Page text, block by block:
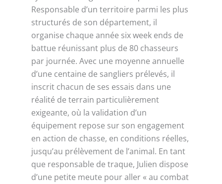
Responsable d’un territoire parmi les plus
structurés de son département, il
organise chaque année six week ends de
battue réunissant plus de 80 chasseurs
par journée. Avec une moyenne annuelle
d’une centaine de sangliers prélevés, il
inscrit chacun de ses essais dans une
réalité de terrain particulièrement
exigeante, où la validation d’un
équipement repose sur son engagement
en action de chasse, en conditions réelles,
jusqu’au prélèvement de l’animal. En tant
que responsable de traque, Julien dispose
d’une petite meute pour aller « au combat